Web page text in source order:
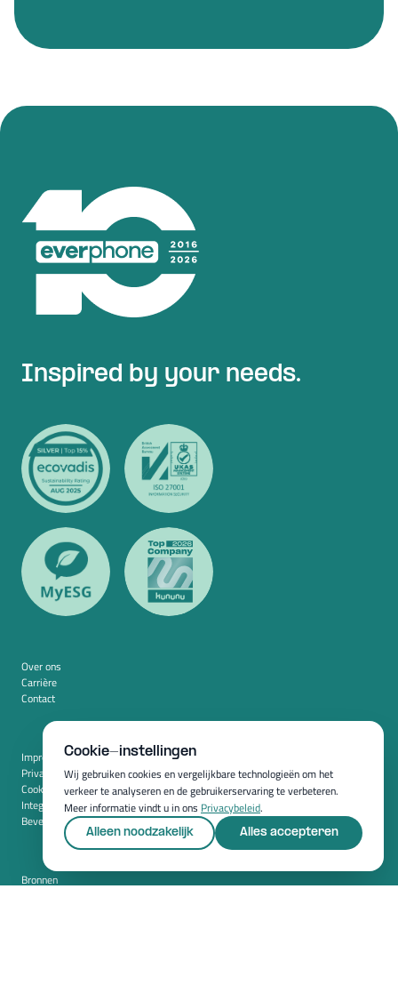
Inspired by your needs.
Over ons
Carrière
Contact
Impressum
Privacybeleid
Cookie-instellingen
Integratie
Beveiliging
Bronnen
Cookie-instellingen
Wij gebruiken cookies en vergelijkbare technologieën om het
verkeer te analyseren en de gebruikerservaring te verbeteren.
Meer informatie vindt u in ons Privacybeleid.
Alleen noodzakelijk Alles accepteren